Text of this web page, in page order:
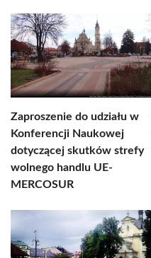
Zaproszenie do udziału w
Konferencji Naukowej
dotyczącej skutków strefy
wolnego handlu UE-
MERCOSUR